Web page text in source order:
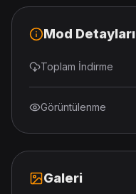
Mod Detayları
Toplam İndirme
Görüntülenme
Galeri